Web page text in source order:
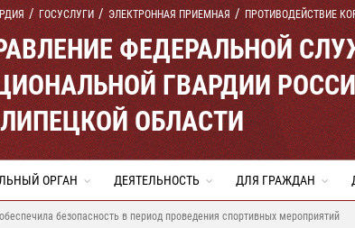
ГОСУСЛУГИ ЭЛЕКТРОННАЯ ПРИЕМНАЯ ПРОТИВОДЕЙСТВИЕ
ФЕДЕРАЛЬНОЙ
ГВАРДИИ
ОБЛАСТИ
ОРГАН ДЕЯТЕЛЬНОСТЬ ДЛЯ ГРАЖДАН
безопасность в период проведения спортивных мероприятий